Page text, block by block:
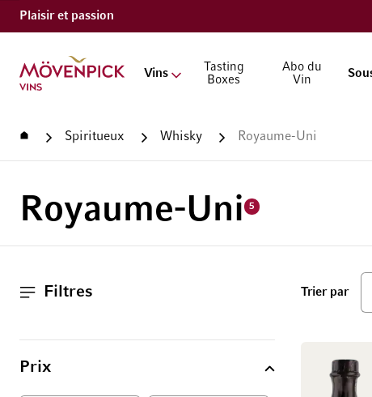
Plaisir et passion
Aller à la page d'accueil
Vins
Tasting
Boxes
Abo du
Vin
Accueil Spiritueux Whisky Royaume-Uni
Royaume-Uni 5
Filtres
Prix
Trier parhaut